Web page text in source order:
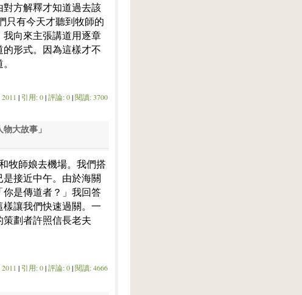
方解釋才知道過去該
只有今天才聽到牧師的
向來主張講道用逐章
形式。因為這樣才不
2011 | 引用: 0|評論: 0|閱讀: 3700
大故事」
牧師娘去機場。我們搭
接近中午。由於海關
是傳道者？」我回答
讓我們快速過關。一
劃者許照信長老夫
2011 | 引用: 0|評論: 0|閱讀: 4666